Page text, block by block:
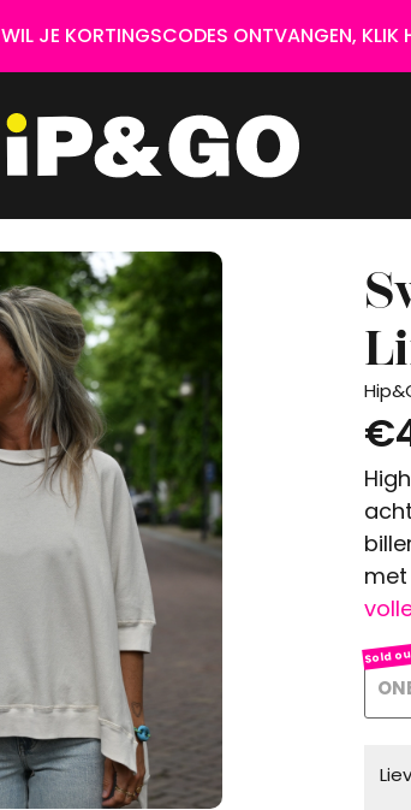
WIL JE KORTINGSCODES ONTVANGEN, KLIK
met